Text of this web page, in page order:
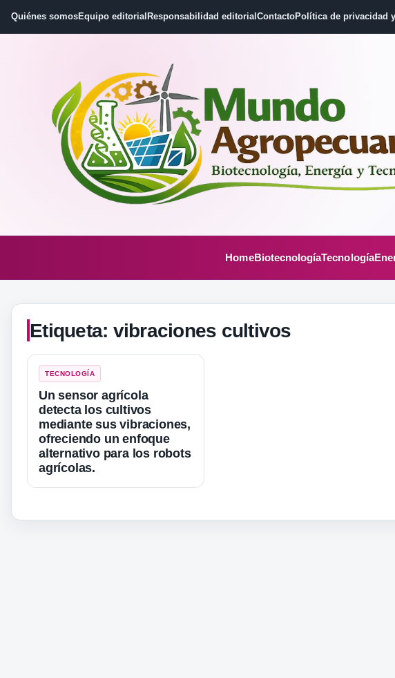
Quiénes somosEquipo editorial Responsabilidad editorial ContactoPolítica de privacidad
HomeBiotecnologíaTecnología
Etiqueta: vibraciones cultivos
TECNOLOGÍA
Un sensor agrícola
detecta los cultivos
mediante sus vibraciones,
ofreciendo un enfoque
alternativo para los robots
agrícolas.